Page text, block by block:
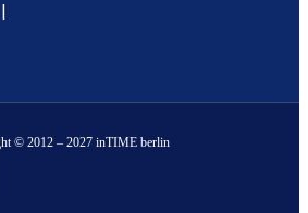
© 2012 – 2027 inTIME berlin